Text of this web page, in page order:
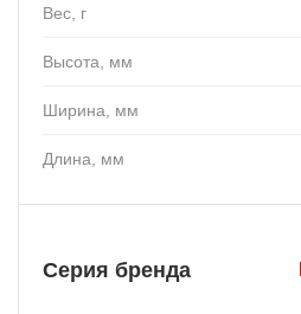
Вес, г
Высота, мм
Ширина, мм
Длина, мм
Серия бренда